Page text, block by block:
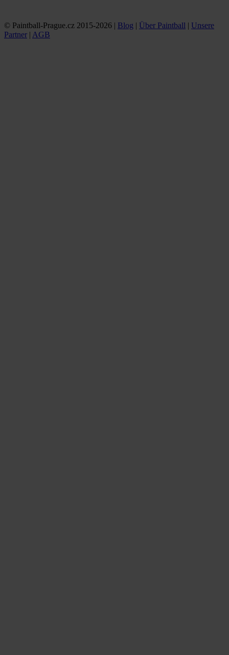
© Paintball-Prague.cz 2015-2026 | Blog | Über Paintball | Unsere
Partner | AGB